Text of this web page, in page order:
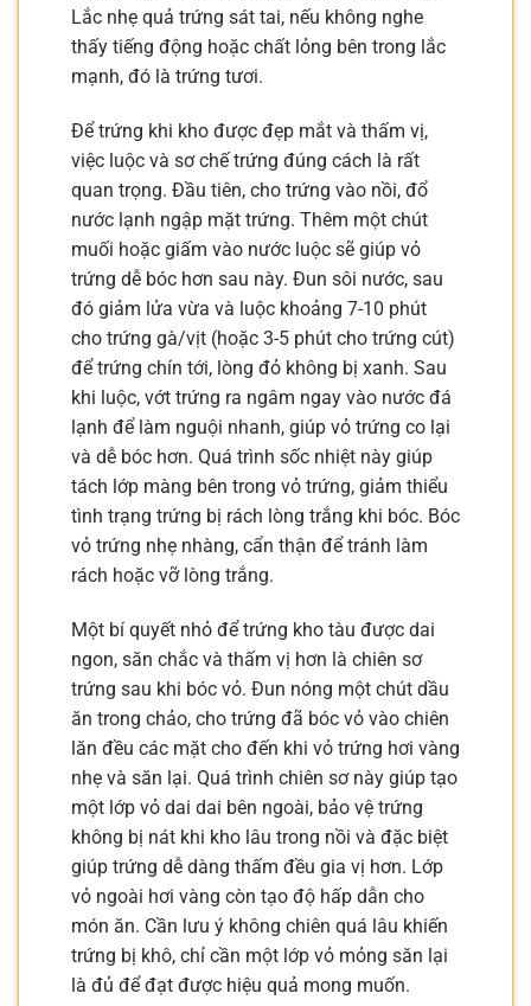
Lắc nhẹ quả trứng sát tai, nếu không nghe
thấy tiếng động hoặc chất lỏng bên trong lắc
mạnh, đó là trứng tươi.
Để trứng khi kho được đẹp mắt và thấm vị,
việc luộc và sơ chế trứng đúng cách là rất
quan trọng. Đầu tiên, cho trứng vào nồi, đổ
nước lạnh ngập mặt trứng. Thêm một chút
muối hoặc giấm vào nước luộc sẽ giúp vỏ
trứng dễ bóc hơn sau này. Đun sôi nước, sau
đó giảm lửa vừa và luộc khoảng 7-10 phút
cho trứng gà/vịt (hoặc 3-5 phút cho trứng cút)
để trứng chín tới, lòng đỏ không bị xanh. Sau
khi luộc, vớt trứng ra ngâm ngay vào nước đá
lạnh để làm nguội nhanh, giúp vỏ trứng co lại
và dễ bóc hơn. Quá trình sốc nhiệt này giúp
tách lớp màng bên trong vỏ trứng, giảm thiểu
tình trạng trứng bị rách lòng trắng khi bóc. Bóc
vỏ trứng nhẹ nhàng, cẩn thận để tránh làm
rách hoặc vỡ lòng trắng.
Một bí quyết nhỏ để trứng kho tàu được dai
ngon, săn chắc và thấm vị hơn là chiên sơ
trứng sau khi bóc vỏ. Đun nóng một chút dầu
ăn trong chảo, cho trứng đã bóc vỏ vào chiên
lăn đều các mặt cho đến khi vỏ trứng hơi vàng
nhẹ và săn lại. Quá trình chiên sơ này giúp tạo
một lớp vỏ dai dai bên ngoài, bảo vệ trứng
không bị nát khi kho lâu trong nồi và đặc biệt
giúp trứng dễ dàng thấm đều gia vị hơn. Lớp
vỏ ngoài hơi vàng còn tạo độ hấp dẫn cho
món ăn. Cần lưu ý không chiên quá lâu khiến
trứng bị khô, chỉ cần một lớp vỏ mỏng săn lại
là đủ để đạt được hiệu quả mong muốn.